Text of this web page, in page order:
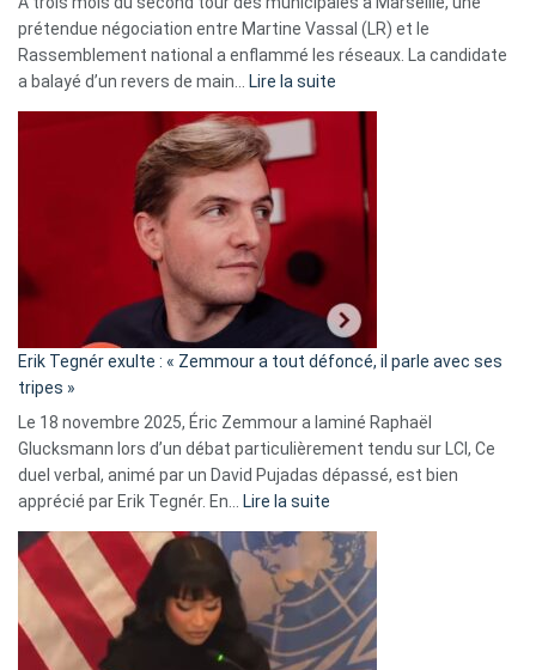
prétendue négociation entre Martine Vassal (LR) et le
Rassemblement national a enflammé les réseaux. La candidate
a balayé d’un revers de main… Lire la suite
Martine
Vassal
d’alliance
secrète
«
C’est
fake
news
»
Erik Tegnér exulte : « Zemmour a tout défoncé, il parle avec ses
tripes »
Le 18 novembre 2025, Éric Zemmour a laminé Raphaël
Glucksmann lors d’un débat particulièrement tendu sur LCI, Ce
duel verbal, animé par un David Pujadas dépassé, est bien
apprécié par Erik Tegnér. En… Lire la suite
Erik
Tegnér
exulte
:
« Zemmour
a